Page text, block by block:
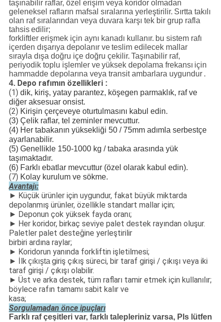
taşınabilir raflar, özel erişim veya koridor olmadan
geleneksel rafların mafsal sıralarına yerleştirilir. Sırtta takılı
olan raf sıralarından veya duvara karşı tek bir grup rafla
tahsisedilir;
forkliftler erişmek için aynı kanadı kullanır. bu sistem rafı
içerden dışarıya depolanır veteslim edilecek mallar
sırayla dışa doğru içe doğru çekilir. Taşınabilir raf,
periyodik toplu işlemler veyüksek depolama frekansı için
hammadde depolarına veya transit ambarlara uygundur .
4. Depo rafımın özellikleri :
(1) dik, kiriş, yatay parantez, köşegen parmaklık, raf ve
diğer aksesuar onsist.
(2) Kirişin çerçeveye oturtulmasını kabul edin.
(3) Çelik raflar, tel zeminler mevcuttur.
(4) Her tabakanın yüksekliği 50 / 75mm adımla serbestçe
ayarlanabilir.
(5) Genellikle 150-1000 kg / tabaka arasında yük
taşımaktadır.
(6) Farklı ebatlar mevcuttur (özel olarak kabul edin).
(7) Kolay kurulum ve sökme.
Avantajı:
► Küçük ürünler için uygundur, fakat büyük miktarda
depolanmış ürünler, özellikle standart mallar için;
► Deponun çok yüksek fayda oranı;
► Her koridor, birkaç seviye palet destek rayından oluşur.
Paletler palet desteğine yerleştirilir
birbiri ardına raylar;
► Koridorun yanında forkliftin işletilmesi;
► İlkçıkıştagiriş çıkış süreci, bir taraf girişi / çıkışı veya iki
taraf girişi / çıkışı olabilir.
► Üst ve arka destek, tüm rafları tamir etmek için kullanılır;
böylece rafın tamamı sabit kalır ve
kasa;
Sorgulamadan önce ipuçları
Farklı raf çeşitleri var, farklı talepleriniz varsa, Pls lütfen